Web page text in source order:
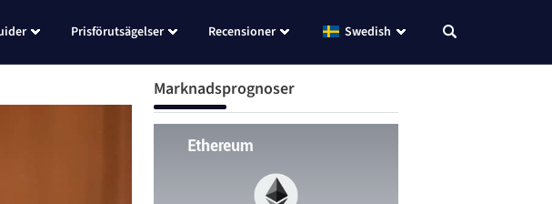
Prisförutsägelser Recensioner Swedish
Marknadsprognoser